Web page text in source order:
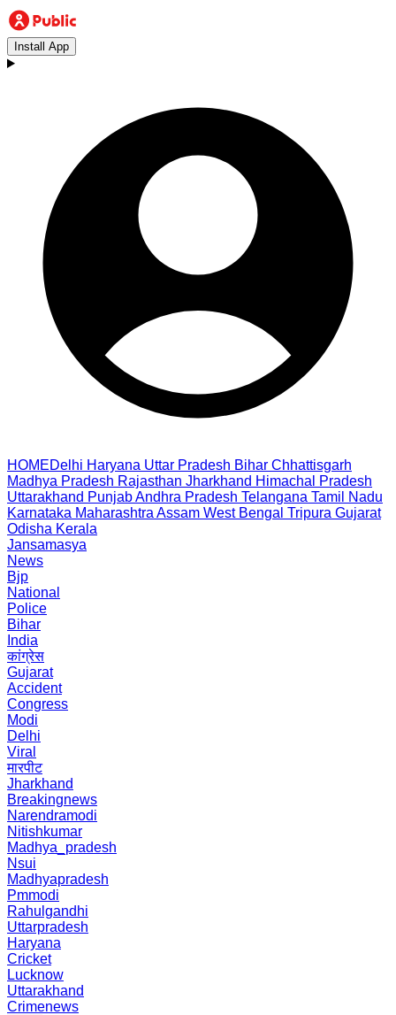
Install App
HOMEDelhi Haryana Uttar Pradesh Bihar Chhattisgarh
Madhya Pradesh Rajasthan Jharkhand Himachal Pradesh
Uttarakhand PunjabAndhra Pradesh Telangana Tamil Nadu
Karnataka Maharashtra Assam West Bengal Tripura Gujarat
Odisha Kerala
Jansamasya
News
Bjp
National
Police
Bihar
India
कांग्रेस
Gujarat
Accident
Congress
Modi
Delhi
Viral
मारपीट
Jharkhand
Breakingnews
Narendramodi
Nitishkumar
Madhya_pradesh
Nsui
Madhyapradesh
Pmmodi
Rahulgandhi
Uttarpradesh
Haryana
Cricket
Lucknow
Uttarakhand
Crimenews